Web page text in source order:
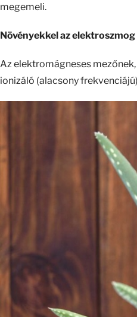
megemeli.
Növényekkel az
Az elektromágneses
ionizáló (alacsony